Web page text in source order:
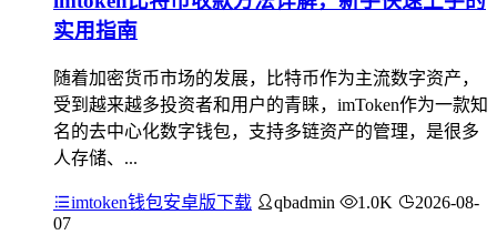
实用指南
随着加密货币市场的发展，比特币作为主流数字资产，
受到越来越多投资者和用户的青睐，imToken作为一款知
名的去中心化数字钱包，支持多链资产的管理，是很多
人存储、...
imtoken钱包安卓版下载 qbadmin 1.0K
2026-08-
07